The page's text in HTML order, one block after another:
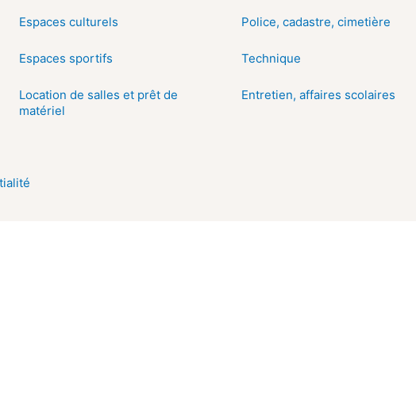
Espaces culturels
Espaces sportifs
Location de salles et prêt de
matériel
Police, cadastre, cimetière
Technique
Entretien, affaires scolaires